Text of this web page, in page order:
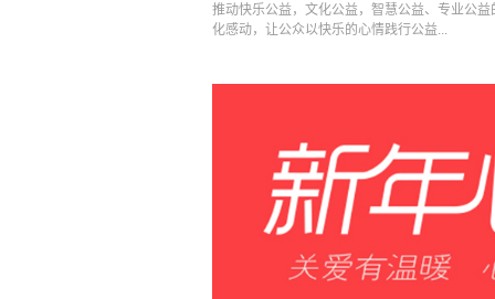
推动快乐公益，文化公益，智慧公益、专业公
化感动，让公众以快乐的心情践行公益...